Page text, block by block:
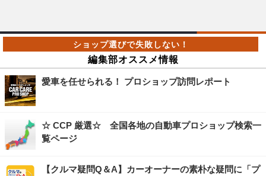
編集部オススメ情報
愛車を任せられる！ プロショップ訪問レポート
☆ CCP 厳選☆ 全国各地の自動車プロショップ検索一
覧ページ
【クルマ疑問Q＆A】カーオーナーの素朴な疑問に「プ